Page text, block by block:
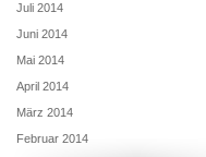
Juli 2014
Juni 2014
Mai 2014
April 2014
März 2014
Februar 2014